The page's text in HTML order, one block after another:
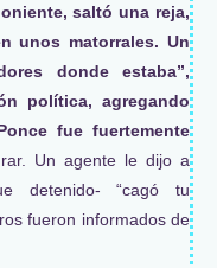
saltó una reja,
unos matorrales. Un
donde estaba”,
política, agregando
fue fuertemente
Un agente le dijo a
detenido- “cagó tu
fueron informados de